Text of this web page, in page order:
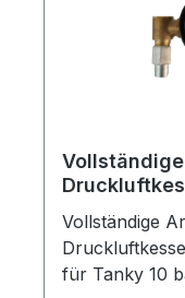
63500
Vollständige
Druckluftkessel
für Tanky 10